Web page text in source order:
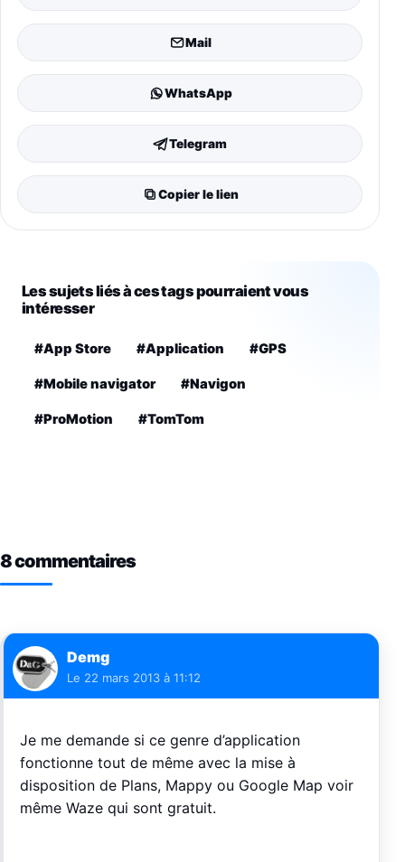
Mail
WhatsApp
Telegram
Copier le lien
Les sujets liés à ces tags pourraient vous
intéresser
#App Store #Application #GPS
#Mobile navigator #Navigon
#ProMotion #TomTom
8 commentaires
Demg
Le 22 mars 2013 à 11:12
Je me demande si ce genre d’application
fonctionne tout de même avec la mise à
disposition de Plans, Mappy ou Google Map voir
même Waze qui sont gratuit.